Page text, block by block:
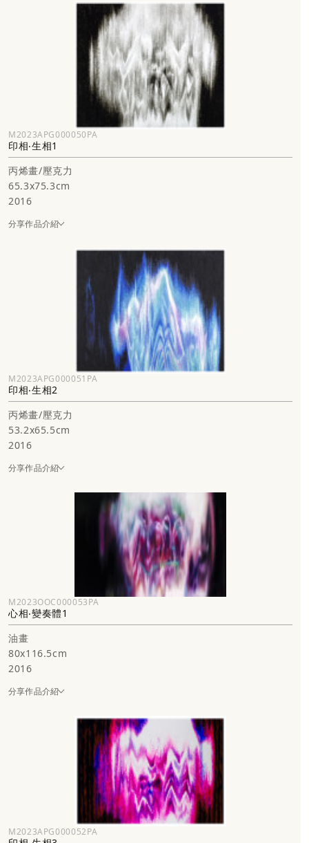
M2023APG000050PA
印相‧生相1
丙烯畫/壓克力
65.3x75.3cm
2016
分享作品介紹
M2023APG000051PA
印相‧生相2
丙烯畫/壓克力
53.2x65.5cm
2016
分享作品介紹
M2023OOC000053PA
心相‧變奏體1
油畫
80x116.5cm
2016
分享作品介紹
M2023APG000052PA